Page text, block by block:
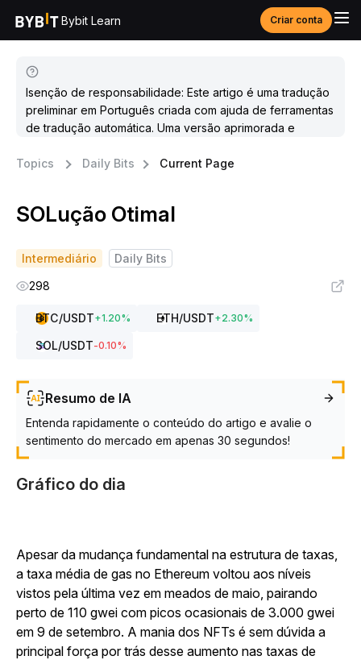
Bybit Learn Criar conta
Isenção de responsabilidade: Este artigo é uma tradução
preliminar em Português criada com ajuda de ferramentas
de tradução automática. Uma versão aprimorada e
Topics
Daily Bits Current Page
SOLução Otimal
Intermediário
Daily Bits
298
BTC/USDT+1.20% ETH/USDT+2.30%
SOL/USDT-0.10%
Resumo de IA
Entenda rapidamente o conteúdo do artigo e avalie o
sentimento do mercado em apenas 30 segundos!
Gráfico do dia
Apesar da mudança fundamental na estrutura de taxas,
a taxa média de gas no Ethereum voltou aos níveis
vistos pela última vez em meados de maio, pairando
perto de 110 gwei com picos ocasionais de 3.000 gwei
em 9 de setembro. A mania dos NFTs é sem dúvida a
principal força por trás desse aumento nas taxas de